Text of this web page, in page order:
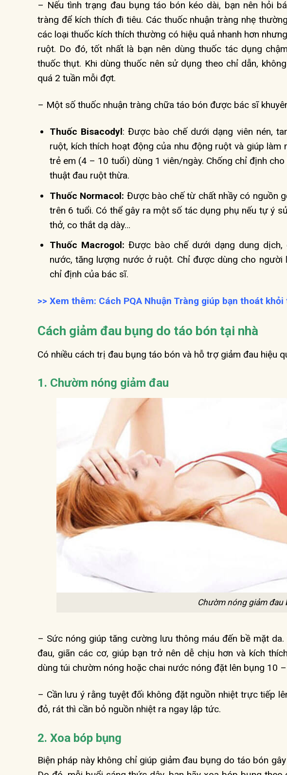
– Nếu tình trạng đau bụng táo bón kéo dài, bạn nên hỏi
tràng để kích thích đi tiêu. Các thuốc nhuận tràng nhẹ
các loại thuốc kích thích thường có hiệu quả nhanh hơn
ruột. Do đó, tốt nhất là bạn nên dùng thuốc tác dụng
thuốc thụt. Khi dùng thuốc nên sử dụng theo chỉ dẫn,
quá 2 tuần mỗi đợt.
– Một số thuốc nhuận tràng chữa táo bón được bác sĩ
Thuốc Bisacodyl: Được bào chế dưới dạng viên nén,
ruột, kích thích hoạt động của nhu động ruột và giúp
trẻ em (4 – 10 tuổi) dùng 1 viên/ngày. Chống chỉ định
thuật đau ruột thừa.
Thuốc Normacol: Được bào chế từ chất nhầy có nguồn
trên 6 tuổi. Có thể gây ra một số tác dụng phụ nếu tự ý
thở, co thắt dạ dày…
Thuốc Macrogol: Được bào chế dưới dạng dung
nước, tăng lượng nước ở ruột. Chỉ được dùng cho
chỉ định của bác sĩ.
>> Xem thêm: Cách PQA Nhuận Tràng giúp bạn thoát khỏi
Cách giảm đau bụng do táo bón tại nhà
Có nhiều cách trị đau bụng táo bón và hỗ trợ giảm đau hiệu
1. Chườm nóng giảm đau
Chườm nóng giảm đau
– Sức nóng giúp tăng cường lưu thông máu đến bề mặt
đau, giãn các cơ, giúp bạn trở nên dễ chịu hơn và kích
dùng túi chườm nóng hoặc chai nước nóng đặt lên bụng 10
– Cần lưu ý rằng tuyệt đối không đặt nguồn nhiệt trực tiếp
đỏ, rát thì cần bỏ nguồn nhiệt ra ngay lập tức.
2. Xoa bóp bụng
Biện pháp này không chỉ giúp giảm đau bụng do táo bón